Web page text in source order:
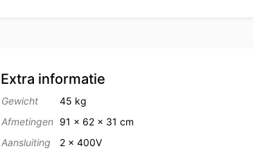
Extra informatie
Gewicht
45 kg
Afmetingen
91 × 62 × 31 cm
Aansluiting
2 x 400V